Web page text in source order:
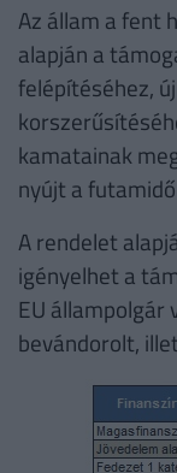
Az állam a fent
alapján a
felépítéséhez,
kamatainak
nyújt a
A rendelet
igényelhet a
EU állampolgár
bevándorolt,